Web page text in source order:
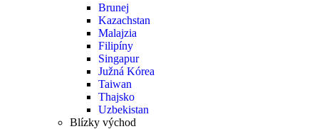
Brunej
Kazachstan
Malajzia
Filipíny
Singapur
Južná Kórea
Taiwan
Thajsko
Uzbekistan
Blízky východ